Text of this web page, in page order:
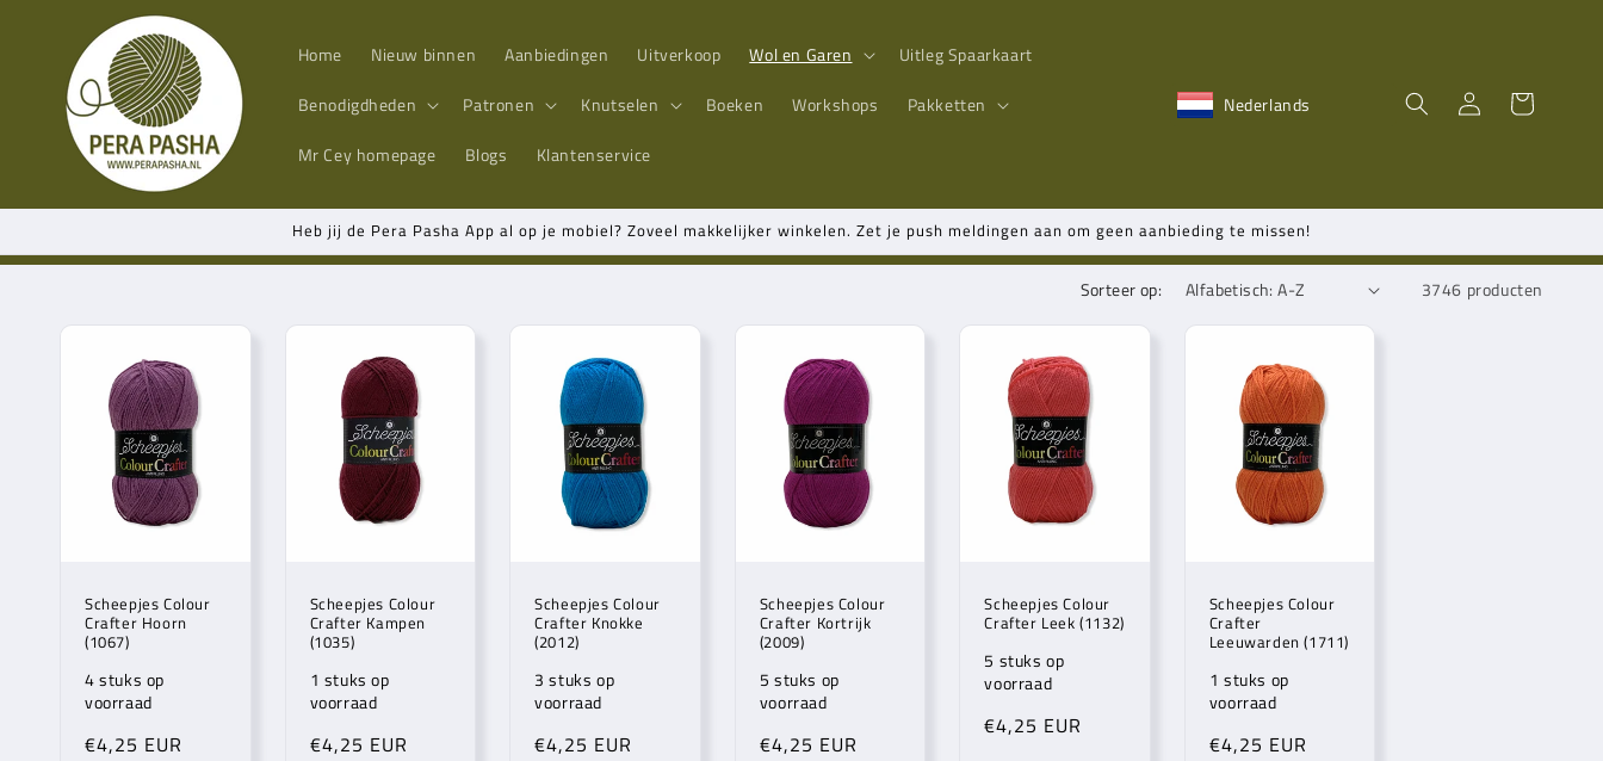
content Home Nieuw binnen Aanbiedingen Uitverkoop Wol en Garen
Uitleg Spaarkaart
Benodigdheden
Patronen Knutselen Boeken Workshops
Pakketten
Mr Cey homepage Blogs Klantenservice
Nederlands InloggenWinkelwagen
Heb jij de Pera Pasha App al op je mobiel? Zoveel makkelijker winkelen. Zet je push meldingen aan om geen aanbieding te missen!
Sorteer op: 3746 producten
Scheepjes Colour
Crafter Hoorn
(1067)
4 stuks op
voorraad
Normale
€4,25 EUR
Scheepjes Colour
Crafter Kampen
(1035)
1 stuks op
voorraad
Normale
€4,25 EUR
Scheepjes Colour
Crafter Knokke
(2012)
3 stuks op
voorraad
Normale
€4,25 EUR
Scheepjes Colour
Crafter Kortrijk
(2009)
5 stuks op
voorraad
Normale
€4,25 EUR
Scheepjes Colour
Crafter Leek (1132)
5 stuks op
voorraad
Normale
€4,25 EUR
Scheepjes Colour
Crafter
Leeuwarden (1711)
1 stuks op
voorraad
Normale
€4,25 EUR